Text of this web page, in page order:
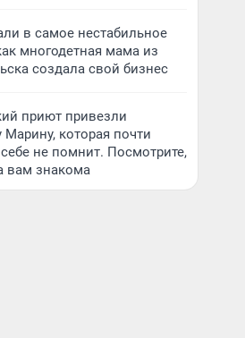
в самое нестабильное
многодетная мама из
создала свой бизнес
приют привезли
Марину, которая почти
не помнит. Посмотрите,
вам знакома